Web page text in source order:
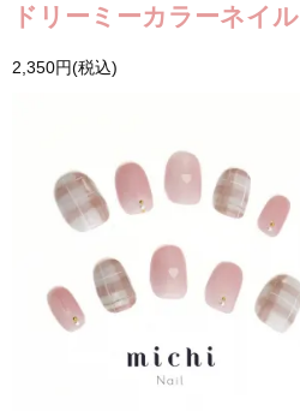
ドリーミーカラーネイル
2,350円(税込)